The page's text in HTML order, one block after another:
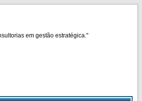
em gestão estratégica."